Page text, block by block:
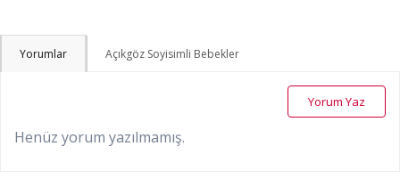
Yorumlar Açıkgöz Soyisimli Bebekler
Yorum Yaz
Henüz yorum yazılmamış.